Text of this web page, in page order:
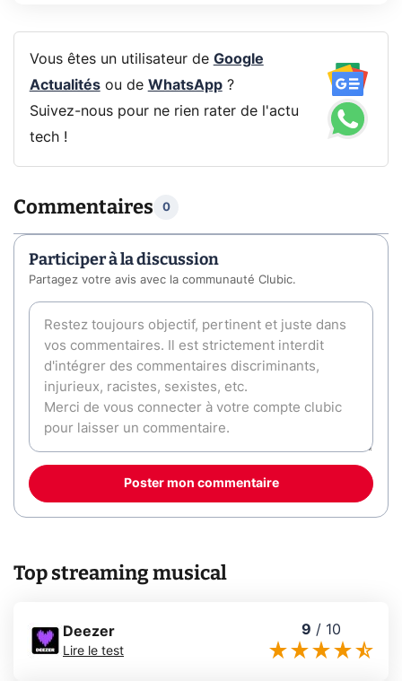
Vous êtes un utilisateur de Google
Actualitésou de WhatsApp?
Suivez-nous pour ne rien rater de l'actu
tech !
Commentaires 0
Participer à la discussion
Partagez votre avis avec la communauté Clubic.
Poster mon commentaire
Top streaming musical
Deezer
Lire le test
9 / 10